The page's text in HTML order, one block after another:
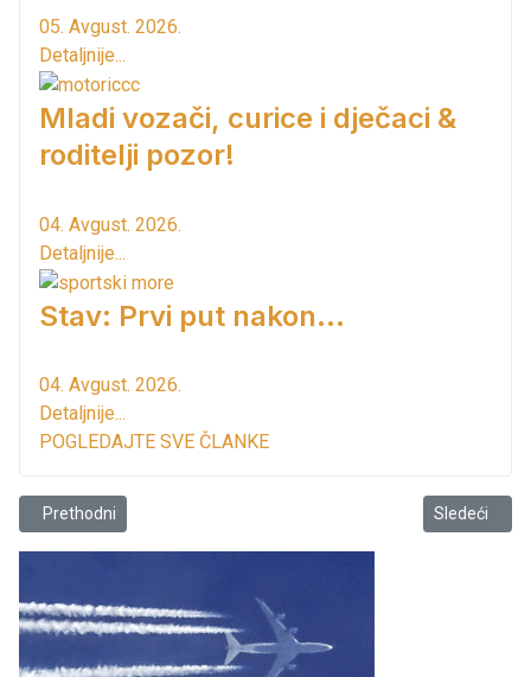
05. Avgust. 2026.
Detaljnije...
Mladi vozači, curice i dječaci &
roditelji pozor!
04. Avgust. 2026.
Detaljnije...
Stav: Prvi put nakon…
04. Avgust. 2026.
Detaljnije...
POGLEDAJTE SVE ČLANKE
Prethodni članak: Dobili smo reakcija na reakciju Opštine od
Prethodni Sledeći
Sledeći